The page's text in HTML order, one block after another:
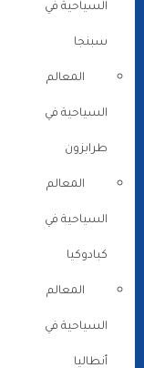
السياحية في
سبنجا
المعالم
السياحية في
طرابزون
المعالم
السياحية في
كبادوكيا
المعالم
السياحية في
أنطاليا